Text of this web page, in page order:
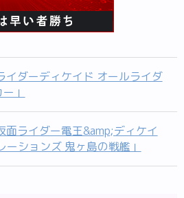
イダーディケイド オールライダ
」
面ライダー電王&amp;ディケイ
ーションズ 鬼ヶ島の戦艦」